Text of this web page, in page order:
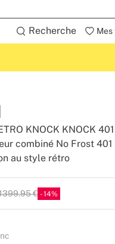
Recherche Mes
combiné No Frost
au style rétro
KNOCK KNOCK
€ 14